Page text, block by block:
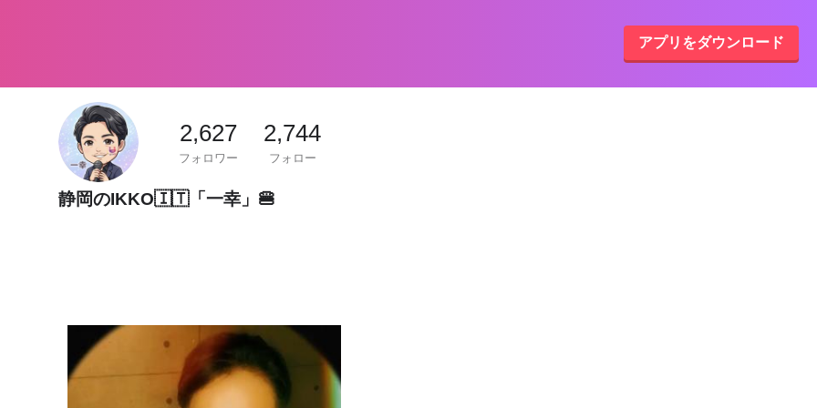
アプリをダウンロード
2,627
フォロワー
2,744
フォロー
静岡のIKKO🇮🇹「一幸」🍔